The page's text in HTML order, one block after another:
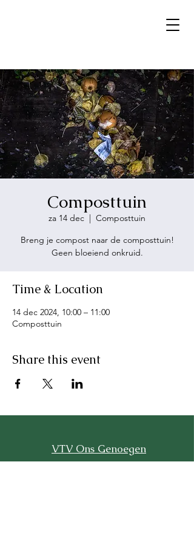
Composttuin
za 14 dec
  |
Composttuin
Breng je compost naar de composttuin!
Geen bloeiend onkruid.
Time & Location
14 dec 2024, 10:00 – 11:00
Composttuin
Share this event
VTV Ons Genoegen